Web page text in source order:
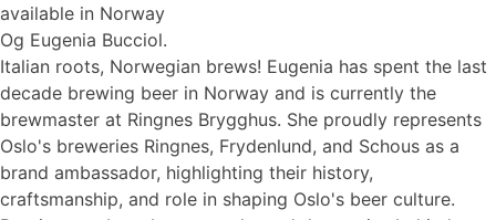
available in Norway
Og Eugenia Bucciol.
Italian roots, Norwegian brews! Eugenia has spent the last
decade brewing beer in Norway and is currently the
brewmaster at Ringnes Brygghus. She proudly represents
Oslo's breweries Ringnes, Frydenlund, and Schous as a
brand ambassador, highlighting their history,
craftsmanship, and role in shaping Oslo's beer culture.